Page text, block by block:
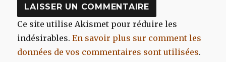
Ce site utilise Akismet pour réduire les
indésirables.En savoir plus sur comment les
données de vos commentaires sont utilisées.